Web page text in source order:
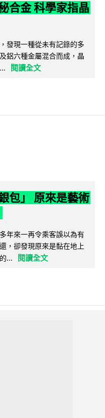
合金 科學家指晶
發現一種從未有記錄的多
鋁六種金屬混合而成，晶
閱讀全文
包」 原來是藝術
年來一再令乘客誤以為有
，卻發現原來是黏在地上
...
閱讀全文